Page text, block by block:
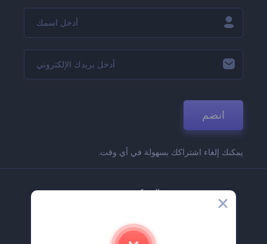
انضم
يمكنك إلغاء اشتراكك بسهولة في أي وقت.
الشركة
اتصل بنا